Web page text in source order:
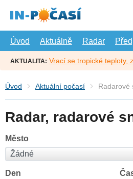
hlavní
Úvod
Aktuálně Radar
AKTUALITA: Vrací se tropické teploty,
Úvod Aktuální počasí Radarové
Radar, radarové
Město
Den